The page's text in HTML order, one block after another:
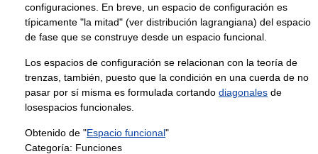
configuraciones. En breve, un espacio de configuración es
típicamente "la mitad" (ver distribución lagrangiana) del espacio
de fase que se construye desde un espacio funcional.
Los espacios de configuración se relacionan con la teoría de
trenzas, también, puesto que la condición en una cuerda de no
pasar por sí misma es formulada cortando diagonales de
losespacios funcionales.
Obtenido de "Espacio funcional"
Categoría: Funciones